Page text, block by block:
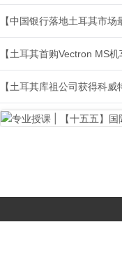
【中国银行落地土耳其市场
【土耳其首购Vectron MS
【土耳其库祖公司获得科